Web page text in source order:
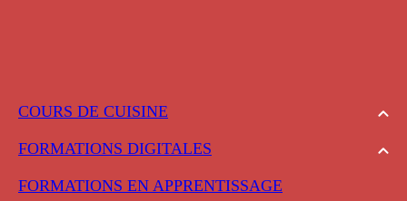
COURS DE CUISINE
FORMATIONS DIGITALES
FORMATIONS EN APPRENTISSAGE